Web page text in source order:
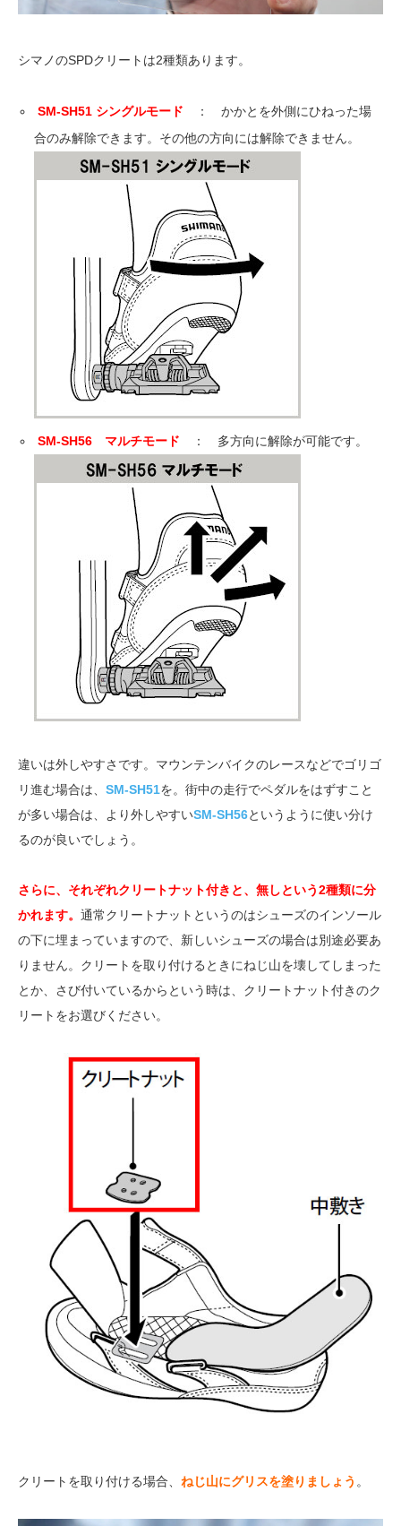
シマノのSPDクリートは2種類あります。
SM-SH51 シングルモード ： かかとを外側にひねった場
合のみ解除できます。その他の方向には解除できません。
SM-SH56 マルチモード ： 多方向に解除が可能です。
違いは外しやすさです。マウンテンバイクのレースなどでゴリゴ
リ進む場合は、 SM-SH51を。街中の走行でペダルをはずすこと
が多い場合は、より外しやすいSM-SH56というように使い分け
るのが良いでしょう。
さらに、それぞれクリートナット付きと、無しという2種類に分
かれます。 通常クリートナットというのはシューズのインソール
の下に埋まっていますので、新しいシューズの場合は別途必要あ
りません。クリートを取り付けるときにねじ山を壊してしまった
とか、さび付いているからという時は、クリートナット付きのク
リートをお選びください。
クリートを取り付ける場合、 ねじ山にグリスを塗りましょう 。